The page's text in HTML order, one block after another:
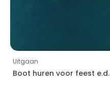
Uitgaan
Boot huren voor feest e.d.